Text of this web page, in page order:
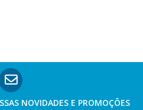
NOVIDADES E PROMOÇÕES